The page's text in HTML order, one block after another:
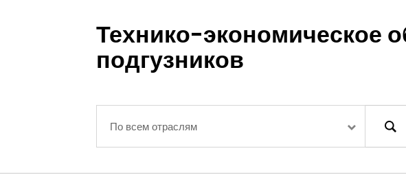
Технико-экономическое
подгузников
По всем отраслям